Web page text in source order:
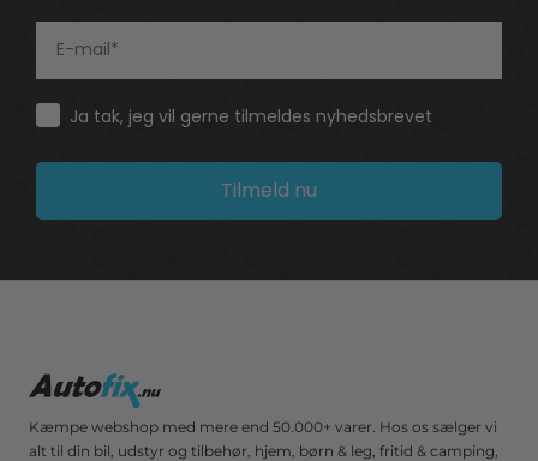
Consent
Ja tak, jeg vil gerne tilmeldes nyhedsbrevet
Tilmeld nu
Kæmpe webshop med mere end 50.000+ varer. Hos os sælger vi
alt til din bil, udstyr og tilbehør, hjem, børn & leg, fritid & camping,